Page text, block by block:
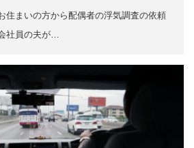
住まいの方から配偶者の浮気調査の依頼
社員の夫が…